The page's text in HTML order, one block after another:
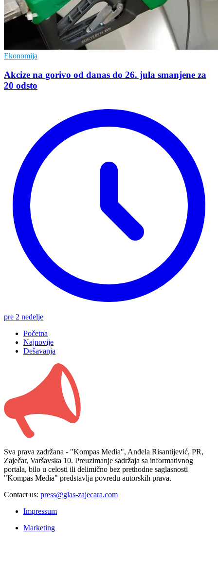
Ekonomija
Akcize na gorivo od danas do 26. jula smanjene za
20 odsto
pre 2 nedelje
Početna
Najnovije
Dešavanja
Sva prava zadržana - "Kompas Media", Anđela Risantijević, PR,
Zaječar, Varšavska 10. Preuzimanje sadržaja sa informativnog
portala, bilo u celosti ili delimično bez prethodne saglasnosti
"Kompas Media" predstavlja povredu autorskih prava.
Contact us: press@glas-zajecara.com
Impressum
Marketing